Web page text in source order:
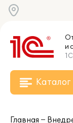
и
Каталог
Главная